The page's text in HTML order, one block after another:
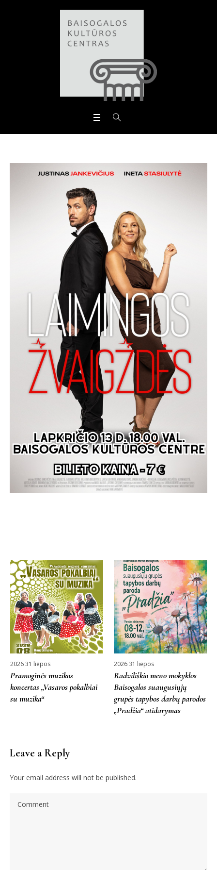
More projects
2026 31 liepos
Pramoginės muzikos
koncertas „Vasaros pokalbiai
su muzika“
2026 31 liepos
Radviliškio meno mokyklos
Baisogalos suaugusiųjų
grupės tapybos darbų parodos
„Pradžia“ atidarymas
Leave a Reply
Your email address will not be published.